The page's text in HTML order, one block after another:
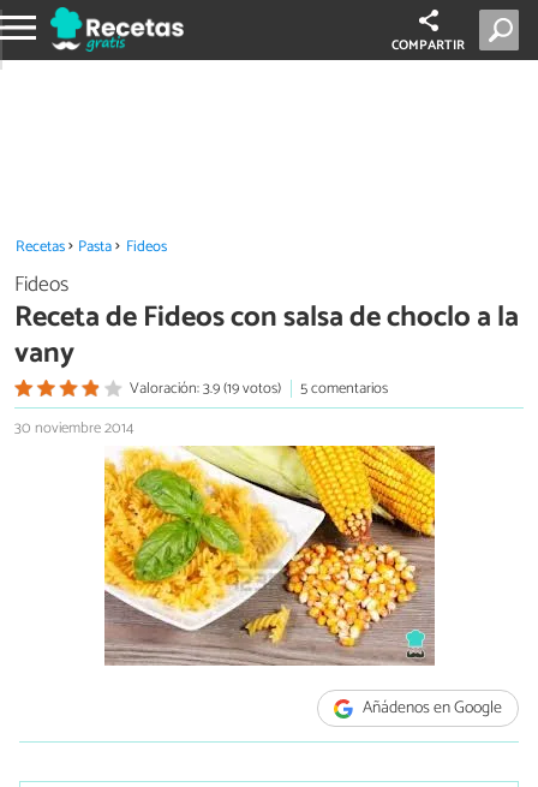
COMPARTIR
Recetas Pasta Fideos
Fideos
Receta de Fideos con salsa de choclo a la
vany
Valoración: 3.9 (19 votos)
5 comentarios
30 noviembre 2014
Añádenos en Google